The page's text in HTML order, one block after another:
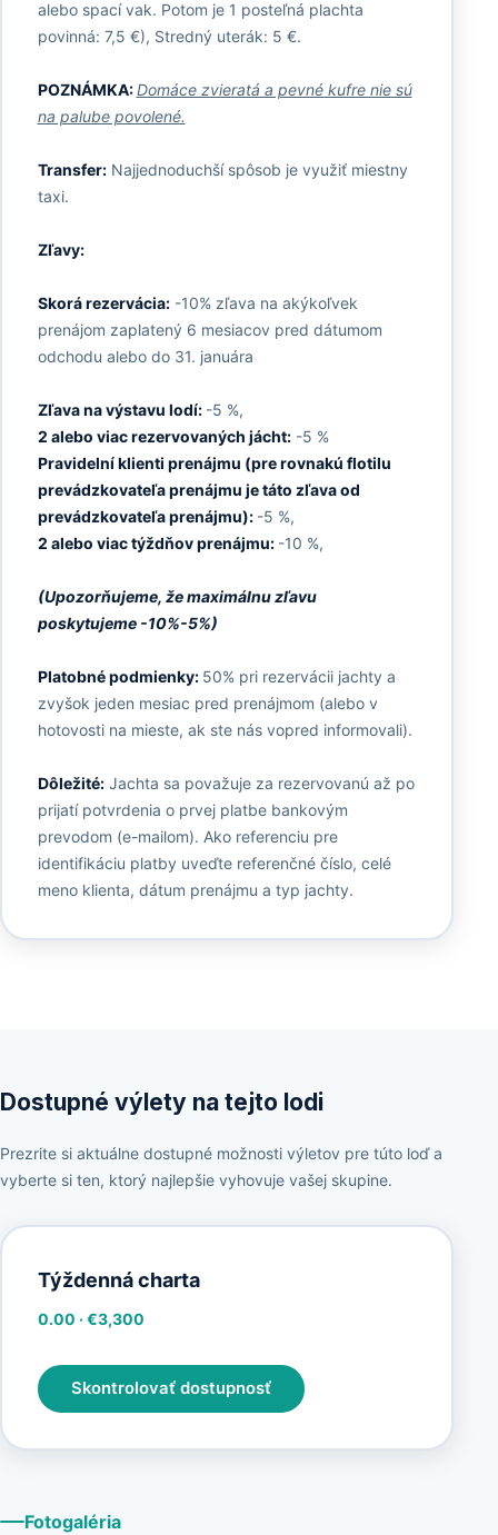
alebo spací vak. Potom je 1 posteľná plachta
povinná: 7,5 €), Stredný uterák: 5 €.
POZNÁMKA:Domáce zvieratá a pevné kufre nie sú
na palube povolené.
Transfer:Najjednoduchší spôsob je využiť miestny
taxi.
Zľavy:
Skorá rezervácia:-10% zľava na akýkoľvek
prenájom zaplatený 6 mesiacov pred dátumom
odchodu alebo do 31. januára
Zľava na výstavu lodí: -5 %,
2 alebo viac rezervovaných jácht:-5 %
Pravidelní klienti prenájmu (pre rovnakú flotilu
prevádzkovateľa prenájmu je táto zľava od
prevádzkovateľa prenájmu): -5 %,
2 alebo viac týždňov prenájmu: -10 %,
(Upozorňujeme, že maximálnu zľavu
poskytujeme -10%-5%)
Platobné podmienky: 50% pri rezervácii jachty a
zvyšok jeden mesiac pred prenájmom (alebo v
hotovosti na mieste, ak ste nás vopred informovali).
Dôležité:Jachta sa považuje za rezervovanú až po
prijatí potvrdenia o prvej platbe bankovým
prevodom (e-mailom). Ako referenciu pre
identifikáciu platby uveďte referenčné číslo, celé
meno klienta, dátum prenájmu a typ jachty.
Dostupné výlety na tejto lodi
Prezrite si aktuálne dostupné možnosti výletov pre túto loď a
vyberte si ten, ktorý najlepšie vyhovuje vašej skupine.
Týždenná charta
0.00 ·€3,300
Skontrolovať dostupnosť
Fotogaléria